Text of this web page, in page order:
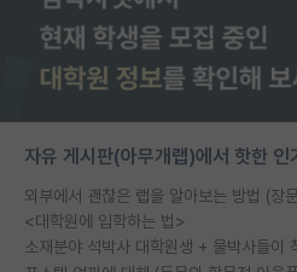
자유 게시판(아무개랩)에서 핫한 인
외부에서 괜찮은 랩을 알아보는 방법 (장
<대학원에 입학하는 법>
소재분야 석박사 대학원생 + 물박사들이